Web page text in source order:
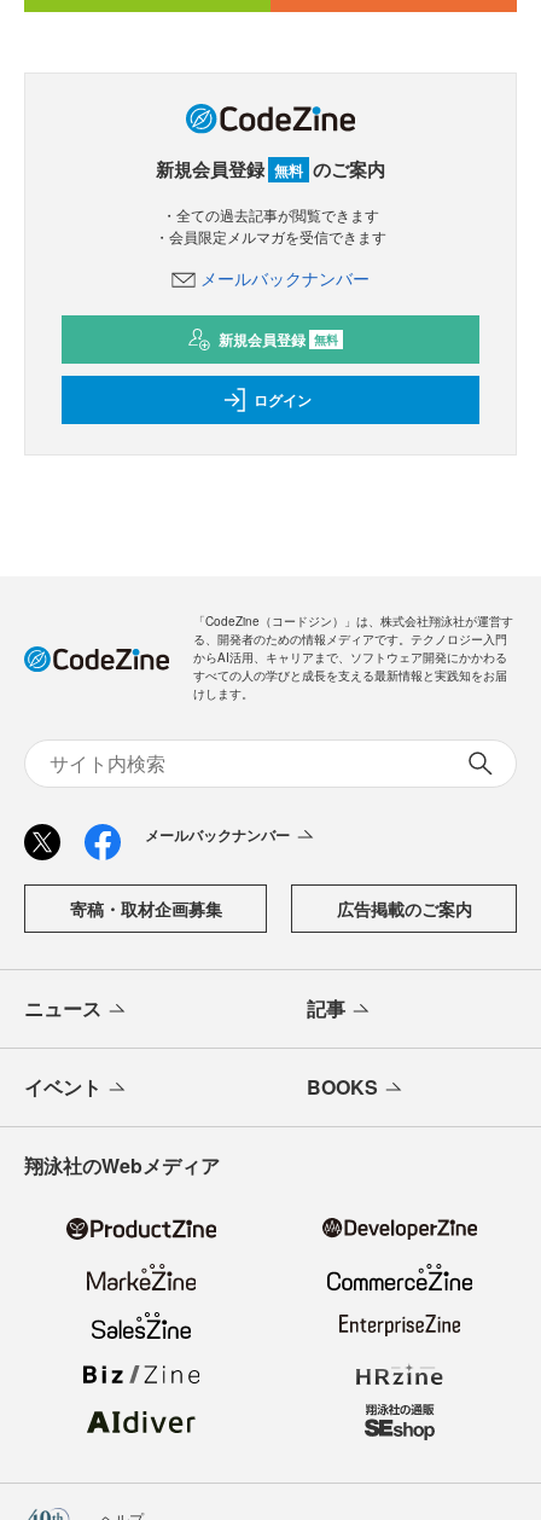
新規会員登録 無料 のご案内
・全ての過去記事が閲覧できます
・会員限定メルマガを受信できます
メールバックナンバー
新規会員登録 無料
ログイン
「CodeZine（コードジン）」は、株式会社翔泳社が運営す
る、開発者のための情報メディアです。テクノロジー入門
からAI活用、キャリアまで、ソフトウェア開発にかかわる
すべての人の学びと成長を支える最新情報と実践知をお届
けします。
メールバックナンバー
寄稿・取材企画募集 広告掲載のご案内
ニュース 記事
イベント BOOKS
翔泳社のWebメディア